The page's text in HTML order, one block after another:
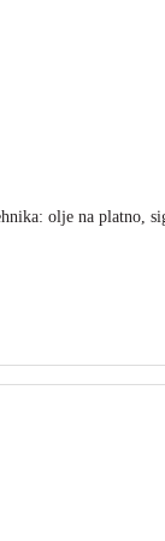
olje na platno,